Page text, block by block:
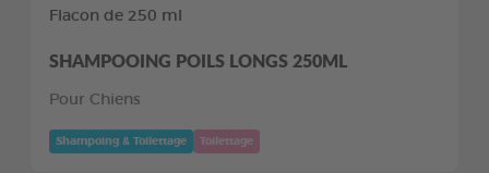
Flacon de 250 ml
SHAMPOOING POILS LONGS 250ML
Pour Chiens
Shampoing & Toilettage Toilettage